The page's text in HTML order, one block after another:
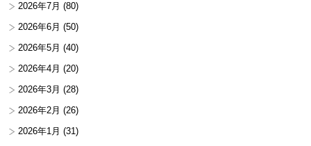
2026年7月 (80)
2026年6月 (50)
2026年5月 (40)
2026年4月 (20)
2026年3月 (28)
2026年2月 (26)
2026年1月 (31)